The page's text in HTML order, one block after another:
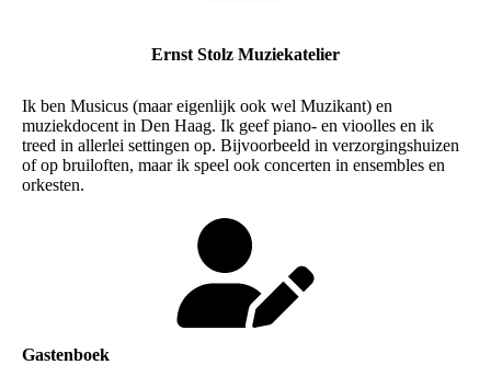
Ernst Stolz Muziekatelier
Ik ben Musicus (maar eigenlijk ook wel Muzikant) en
muziekdocent in Den Haag. Ik geef piano- en vioolles en ik
treed in allerlei settingen op. Bijvoorbeeld in verzorgingshuizen
of op bruiloften, maar ik speel ook concerten in ensembles en
orkesten.
Gastenboek